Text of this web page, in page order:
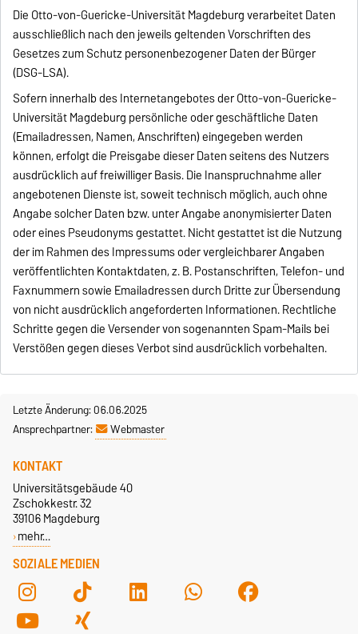
Die Otto-von-Guericke-Universität Magdeburg verarbeitet Daten
ausschließlich nach den jeweils geltenden Vorschriften des
Gesetzes zum Schutz personenbezogener Daten der Bürger
(DSG-LSA).
Sofern innerhalb des Internetangebotes der Otto-von-Guericke-
Universität Magdeburg persönliche oder geschäftliche Daten
(Emailadressen, Namen, Anschriften) eingegeben werden
können, erfolgt die Preisgabe dieser Daten seitens des Nutzers
ausdrücklich auf freiwilliger Basis. Die Inanspruchnahme aller
angebotenen Dienste ist, soweit technisch möglich, auch ohne
Angabe solcher Daten bzw. unter Angabe anonymisierter Daten
oder eines Pseudonyms gestattet. Nicht gestattet ist die Nutzung
der im Rahmen des Impressums oder vergleichbarer Angaben
veröffentlichten Kontaktdaten, z. B. Postanschriften, Telefon- und
Faxnummern sowie Emailadressen durch Dritte zur Übersendung
von nicht ausdrücklich angeforderten Informationen. Rechtliche
Schritte gegen die Versender von sogenannten Spam-Mails bei
Verstößen gegen dieses Verbot sind ausdrücklich vorbehalten.
Letzte Änderung: 06.06.2025
Ansprechpartner:
Webmaster
SOZIALE MEDIEN
KONTAKT
Universitätsgebäude 40
Zschokkestr. 32
39106 Magdeburg
mehr…